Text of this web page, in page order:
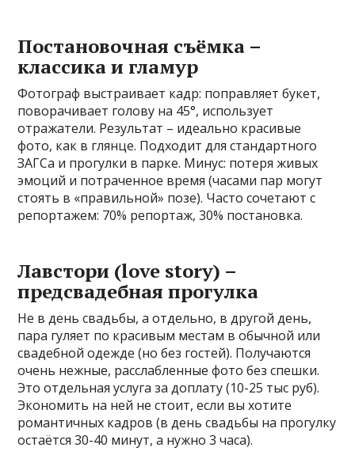
Постановочная съёмка –
классика и гламур
Фотограф выстраивает кадр: поправляет букет,
поворачивает голову на 45°, использует
отражатели. Результат – идеально красивые
фото, как в глянце. Подходит для стандартного
ЗАГСа и прогулки в парке. Минус: потеря живых
эмоций и потраченное время (часами пар могут
стоять в «правильной» позе). Часто сочетают с
репортажем: 70% репортаж, 30% постановка.
Лавстори (love story) –
предсвадебная прогулка
Не в день свадьбы, а отдельно, в другой день,
пара гуляет по красивым местам в обычной или
свадебной одежде (но без гостей). Получаются
очень нежные, расслабленные фото без спешки.
Это отдельная услуга за доплату (10-25 тыс руб).
Экономить на ней не стоит, если вы хотите
романтичных кадров (в день свадьбы на прогулку
остаётся 30-40 минут, а нужно 3 часа).